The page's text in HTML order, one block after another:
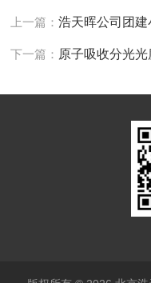
上一篇：浩天晖公司团建
下一篇： 原子吸收分光